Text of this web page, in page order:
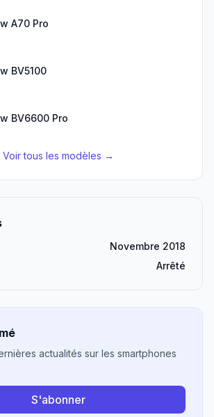
A70 Pro
BV5100
BV6600 Pro
Voir tous les modèles →
Novembre 2018
Arrêté
actualités sur les smartphones
S'abonner